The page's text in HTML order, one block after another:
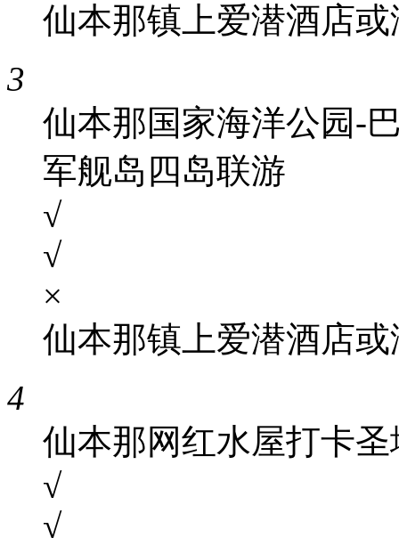
仙本那镇上爱潜酒店
3
仙本那国家海洋公园-
军舰岛四岛联游
√
√
×
仙本那镇上爱潜酒店
4
仙本那网红水屋打卡
√
√